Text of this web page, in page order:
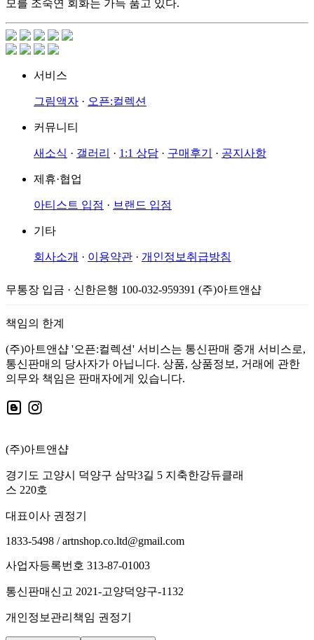
모를 조숙연 회화는 가득 품고 있다.​
서비스
그림액자 · 오픈:컬렉션
커뮤니티
새소식 · 갤러리 · 1:1 상담 · 구매후기 · 공지사항
제휴·협업
아티스트 입점 · 브랜드 입점
기타
회사소개 · 이용약관 · 개인정보취급방침
무통장 입금 · 신한은행 100-032-959391 (주)아트앤샵
책임의 한계
(주)아트앤샵 '오픈:컬렉션' 서비스는 통신판매 중개 서비스로,
통신판매의 당사자가 아닙니다. 상품, 상품정보, 거래에 관한
의무와 책임은 판매자에게 있습니다.
(주)아트앤샵
경기도 고양시 덕양구 삼막3길 5 지축한강듀클래
스 220호
대표이사 권정기
1833-5498 / artnshop.co.ltd@gmail.com
사업자등록번호 313-87-01003
통신판매신고 2021-고양덕양구-1132
개인정보관리책임 권정기